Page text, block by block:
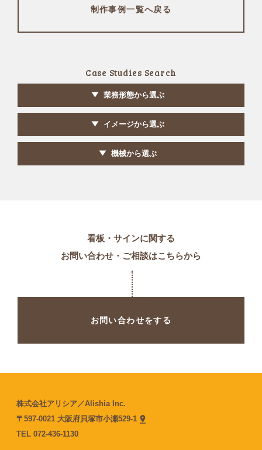
制作事例一覧へ戻る
Case Studies Search
業務形態から選ぶ
イメージから選ぶ
機械から選ぶ
看板・サインに関する
お問い合わせ・ご相談はこちらから
お問い合わせをする
株式会社アリシア／Alishia Inc.
〒597-0021 大阪府貝塚市小瀬529-1
TEL 072-436-1130